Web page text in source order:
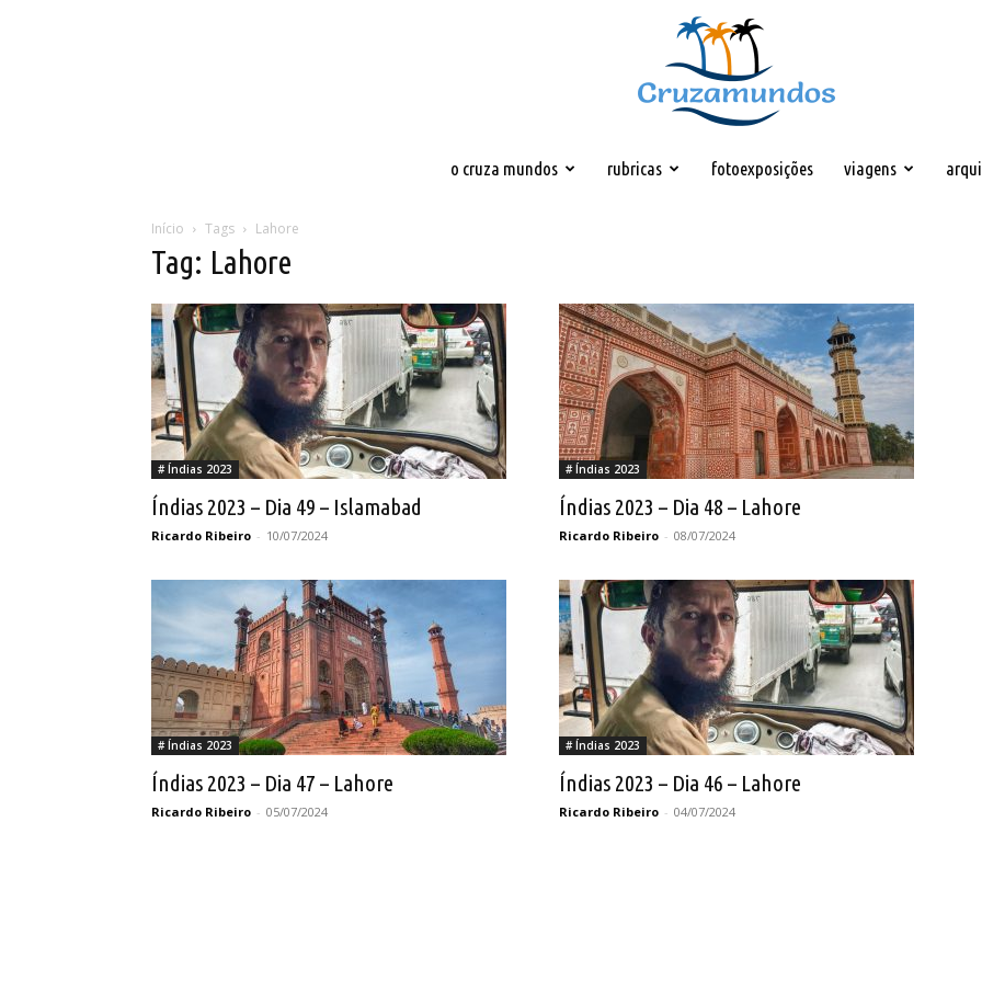
o cruza mundos rubricas fotoexposições viagens
Início Tags Lahore
Tag: Lahore
# Índias 2023
Índias 2023 – Dia 49 – Islamabad
Ricardo Ribeiro - 10/07/2024
# Índias 2023
Índias 2023 – Dia 48 – Lahore
Ricardo Ribeiro - 08/07/2024
# Índias 2023
Índias 2023 – Dia 47 – Lahore
Ricardo Ribeiro - 05/07/2024
# Índias 2023
Índias 2023 – Dia 46 – Lahore
Ricardo Ribeiro - 04/07/2024